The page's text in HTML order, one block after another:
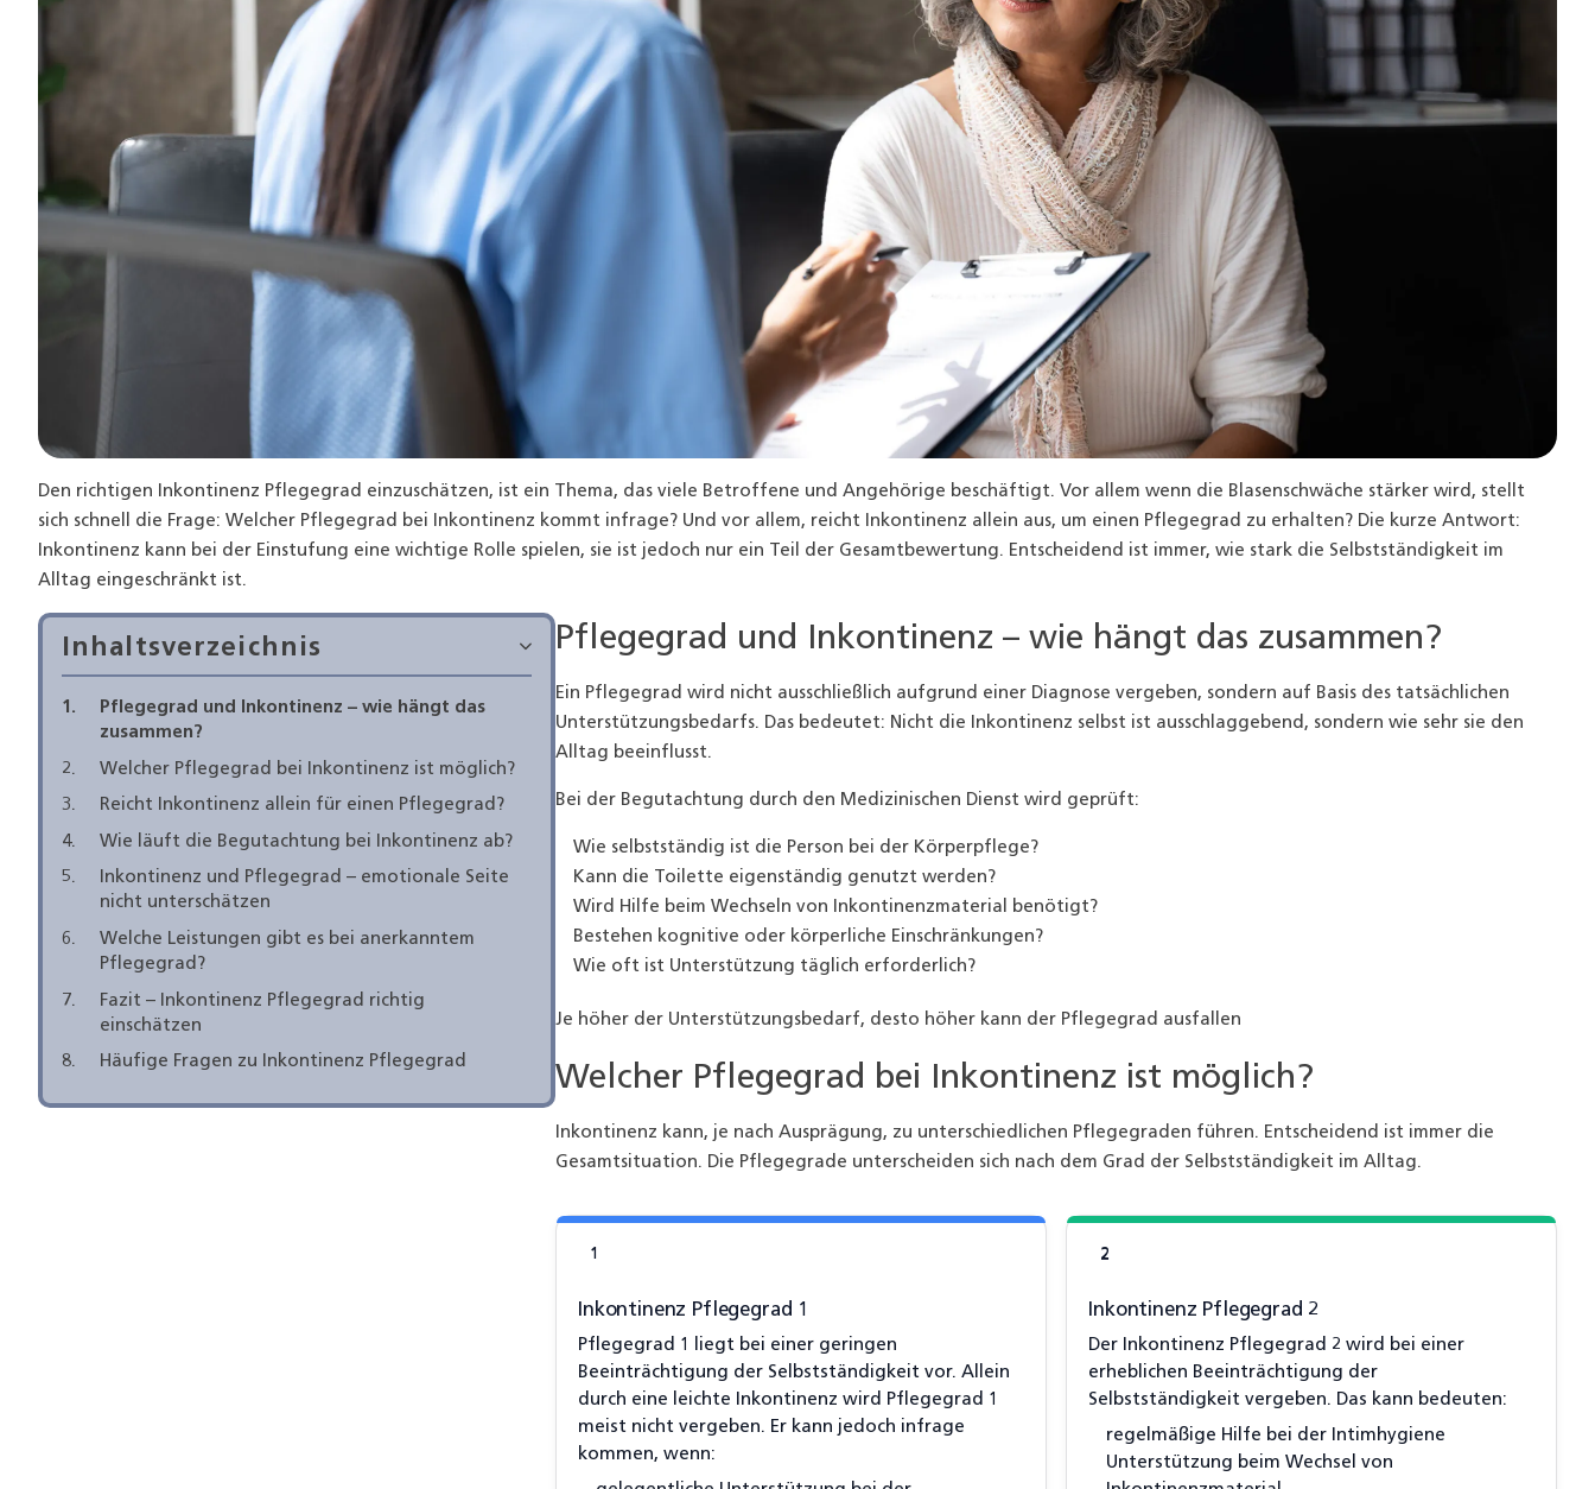
Den richtigen Inkontinenz Pflegegrad einzuschätzen, ist ein Thema, das viele Betroffene und Angehörige beschäftigt. Vor allem wenn die Blasenschwäche stärker wird, stellt
sich schnell die Frage: Welcher Pflegegrad bei Inkontinenz kommt infrage? Und vor allem, reicht Inkontinenz allein aus, um einen Pflegegrad zu erhalten? Die kurze Antwort:
Inkontinenz kann bei der Einstufung eine wichtige Rolle spielen, sie ist jedoch nur ein Teil der Gesamtbewertung. Entscheidend ist immer, wie stark die Selbstständigkeit im
Alltag eingeschränkt ist.
Inhaltsverzeichnis
Pflegegrad und Inkontinenz – wie hängt das
zusammen?
Welcher Pflegegrad bei Inkontinenz ist möglich?
Reicht Inkontinenz allein für einen Pflegegrad?
Wie läuft die Begutachtung bei Inkontinenz ab?
Inkontinenz und Pflegegrad – emotionale Seite
nicht unterschätzen
Welche Leistungen gibt es bei anerkanntem
Pflegegrad?
Fazit – Inkontinenz Pflegegrad richtig
einschätzen
Häufige Fragen zu Inkontinenz Pflegegrad
Pflegegrad und Inkontinenz – wie hängt das zusammen?
Ein Pflegegrad wird nicht ausschließlich aufgrund einer Diagnose vergeben, sondern auf Basis des tatsächlichen
Unterstützungsbedarfs. Das bedeutet: Nicht die Inkontinenz selbst ist ausschlaggebend, sondern wie sehr sie den
Alltag beeinflusst.
Bei der Begutachtung durch den Medizinischen Dienst wird geprüft:
Wie selbstständig ist die Person bei der Körperpflege?
Kann die Toilette eigenständig genutzt werden?
Wird Hilfe beim Wechseln von Inkontinenzmaterial benötigt?
Bestehen kognitive oder körperliche Einschränkungen?
Wie oft ist Unterstützung täglich erforderlich?
Je höher der Unterstützungsbedarf, desto höher kann der Pflegegrad ausfallen
Welcher Pflegegrad bei Inkontinenz ist möglich?
Inkontinenz kann, je nach Ausprägung, zu unterschiedlichen Pflegegraden führen. Entscheidend ist immer die
Gesamtsituation. Die Pflegegrade unterscheiden sich nach dem Grad der Selbstständigkeit im Alltag.
1
Inkontinenz Pflegegrad 1
Pflegegrad 1 liegt bei einer geringen
Beeinträchtigung der Selbstständigkeit vor. Allein
durch eine leichte Inkontinenz wird Pflegegrad 1
meist nicht vergeben. Er kann jedoch infrage
kommen, wenn:
2
Inkontinenz Pflegegrad 2
Der Inkontinenz Pflegegrad 2 wird bei einer
erheblichen Beeinträchtigung der
Selbstständigkeit vergeben. Das kann bedeuten:
regelmäßige Hilfe bei der Intimhygiene
Unterstützung beim Wechsel von